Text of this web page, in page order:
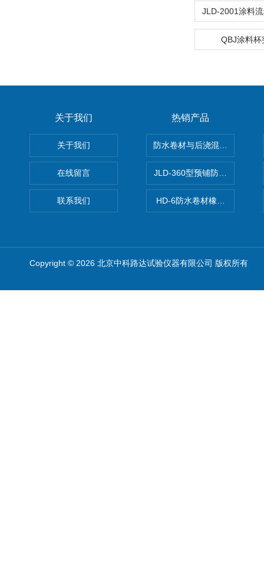
QBJ涂料杯
关于我们
关于我们
在线留言
联系我们
热销产品
防水卷材与后浇混凝土剥离强
JLD-360型预铺防水卷材抗冲
HD-6防水卷材橡胶测厚仪
Copyright © 2026 北京中科路达试验仪器有限公司 版权所有